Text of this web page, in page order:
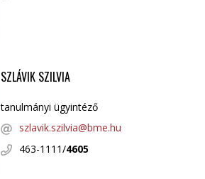
SZLÁVIK SZILVIA
tanulmányi ügyintéző
szlavik.szilvia@bme.hu
463-1111/4605